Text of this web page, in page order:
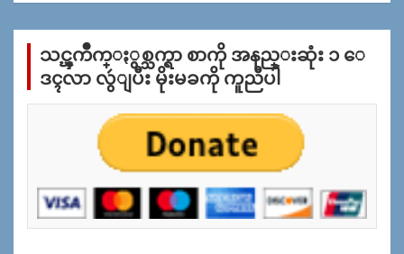
န္
သင္ၾကိဳက္ႏွစ္သက္ရာ စာကို အနည္းဆုံး ၁ ေ
ဒၚလာ လွဴျပီး မိုးမခကို ကူညီပါ